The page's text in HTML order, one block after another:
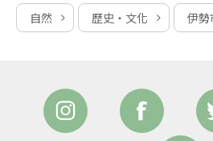
自然 歷史‧文化 伊勢